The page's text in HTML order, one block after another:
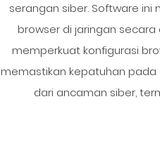
serangan siber. Software
browser di jaringan
memperkuat konfigurasi
memastikan kepatuhan pada
dari ancaman siber,